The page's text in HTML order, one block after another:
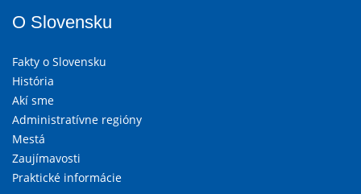
O Slovensku
Fakty o Slovensku
História
Akí sme
Administratívne regióny
Mestá
Zaujímavosti
Praktické informácie